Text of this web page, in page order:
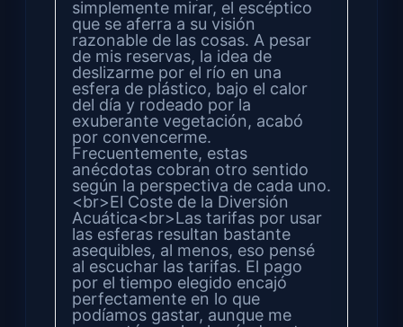
simplemente mirar, el escéptico
que se aferra a su visión
razonable de las cosas. A pesar
de mis reservas, la idea de
deslizarme por el río en una
esfera de plástico, bajo el calor
del día y rodeado por la
exuberante vegetación, acabó
por convencerme.
Frecuentemente, estas
anécdotas cobran otro sentido
según la perspectiva de cada uno.
<br>El Coste de la Diversión
Acuática<br>Las tarifas por usar
las esferas resultan bastante
asequibles, al menos, eso pensé
al escuchar las tarifas. El pago
por el tiempo elegido encajó
perfectamente en lo que
podíamos gastar, aunque me